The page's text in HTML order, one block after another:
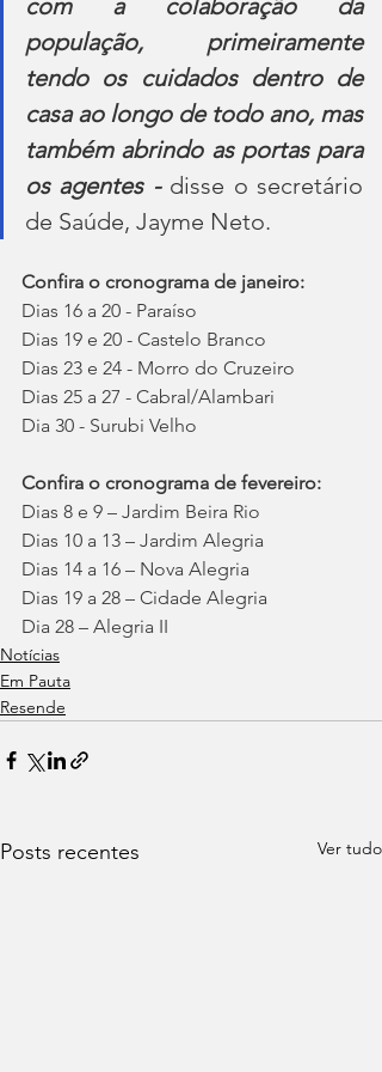
população, primeiramente
tendo os cuidados dentro de
casa ao longo de todo ano, mas
também abrindo as portas para
os agentes - disse o secretário
de Saúde, Jayme Neto.
Confira o cronograma de janeiro:
Dias 16 a 20 - Paraíso
Dias 19 e 20 - Castelo Branco
Dias 23 e 24 - Morro do Cruzeiro
Dias 25 a 27 - Cabral/Alambari
Dia 30 - Surubi Velho
Confira o cronograma de fevereiro:
Dias 8 e 9 – Jardim Beira Rio
Dias 10 a 13 – Jardim Alegria
Dias 14 a 16 – Nova Alegria
Dias 19 a 28 – Cidade Alegria
Dia 28 – Alegria II
Notícias
Em Pauta
Resende
Posts recentes Ver tudo